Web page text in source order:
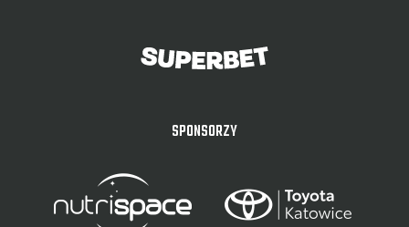
SPONSORZY